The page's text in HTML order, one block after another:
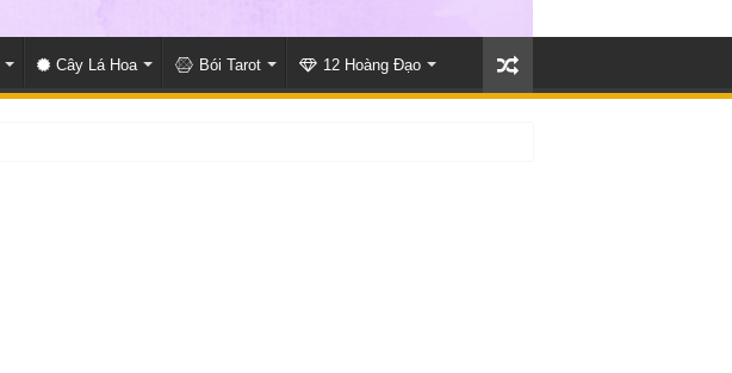
Cây Lá Hoa Bói Tarot 12 Hoàng Đạo